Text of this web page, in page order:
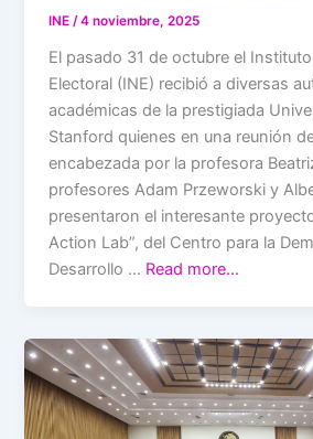
INE/4 noviembre, 2025
El pasado 31 de octubre el
Electoral (INE) recibió a diversas
académicas de la prestigiada
Stanford quienes en una reunión
encabezada por la profesora
profesores Adam Przeworski y
presentaron el interesante
Action Lab”, del Centro para la
Desarrollo … Read more…